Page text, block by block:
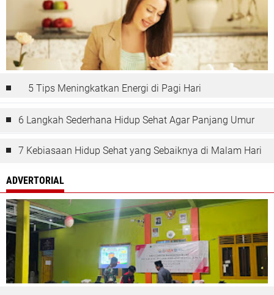
5 Tips Meningkatkan Energi di Pagi Hari
6 Langkah Sederhana Hidup Sehat Agar Panjang Umur
7 Kebiasaan Hidup Sehat yang Sebaiknya di Malam Hari
ADVERTORIAL